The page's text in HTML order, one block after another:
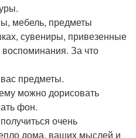
мебель, предметы
сувениры, привезенные
За что
предметы.
можно дорисовать
фон.
очень
дома, ваших мыслей и